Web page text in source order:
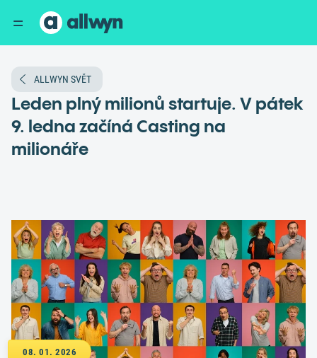
ALLWYN SVĚT
Leden plný milionů startuje. V pátek
9. ledna začíná Casting na
milionáře
08. 01. 2026